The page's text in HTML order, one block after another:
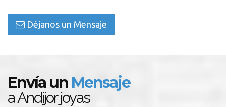
Déjanos un Mensaje
Envía un Mensaje
a Andijor joyas